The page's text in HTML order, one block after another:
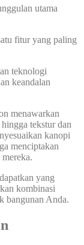
utama
fitur yang paling
teknologi
keandalan
menawarkan
tekstur dan
kanopi
menciptakan
yang
kombinasi
bangunan Anda.